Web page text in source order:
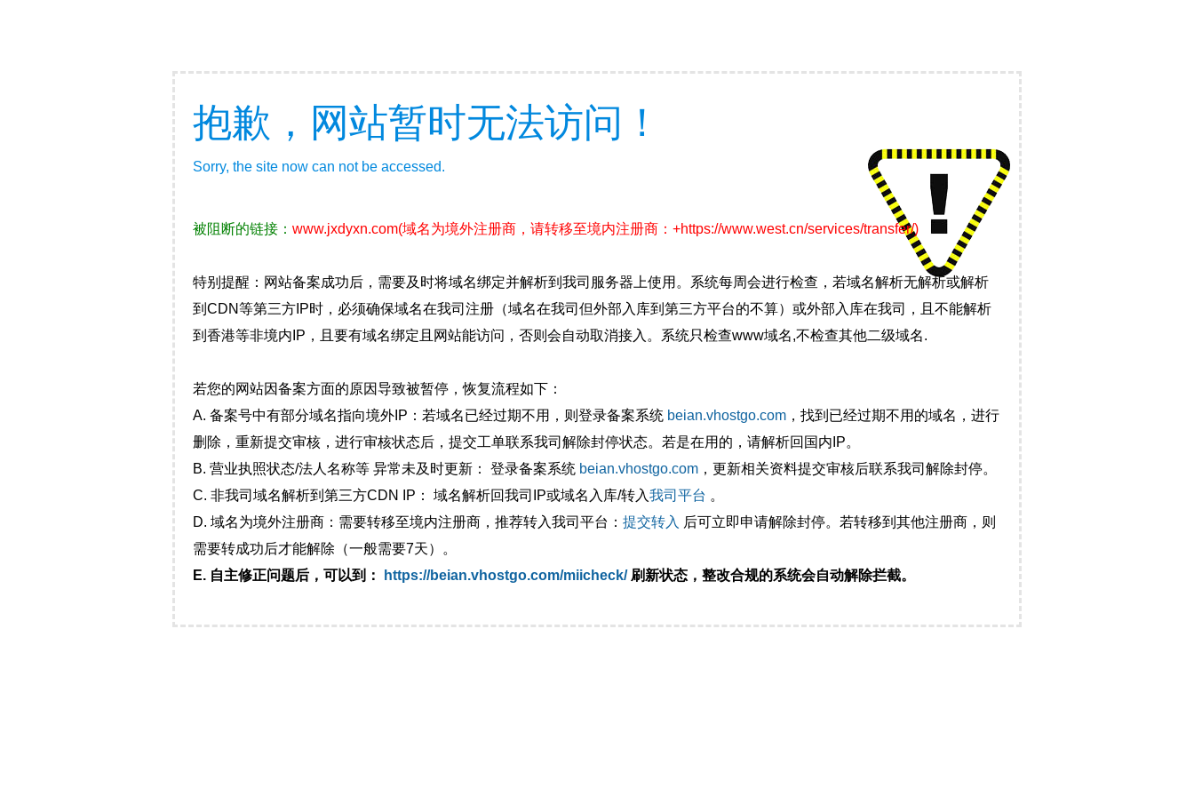
抱歉，网站暂时无法访问！
Sorry, the site now can not be accessed.
被阻断的链接： www.jxdyxn.com(域名为境外注册商，请转移至境内注册商：+https://www.west.cn/services/transfer/)
特别提醒：网站备案成功后，需要及时将域名绑定并解析到我司服务器上使用。系统每周会进行检查，若域名解析无解析或解析
到CDN等第三方IP时，必须确保域名在我司注册（域名在我司但外部入库到第三方平台的不算）或外部入库在我司，且不能解析
到香港等非境内IP，且要有域名绑定且网站能访问，否则会自动取消接入。系统只检查www域名,不检查其他二级域名.
若您的网站因备案方面的原因导致被暂停，恢复流程如下：
A. 备案号中有部分域名指向境外IP：若域名已经过期不用，则登录备案系统 beian.vhostgo.com ，找到已经过期不用的域名，进行
删除，重新提交审核，进行审核状态后，提交工单联系我司解除封停状态。若是在用的，请解析回国内IP。
B. 营业执照状态/法人名称等 异常未及时更新： 登录备案系统 beian.vhostgo.com ，更新相关资料提交审核后联系我司解除封停。
C. 非我司域名解析到第三方CDN IP： 域名解析回我司IP或域名入库/转入我司平台 。
D. 域名为境外注册商：需要转移至境内注册商，推荐转入我司平台： 提交转入 后可立即申请解除封停。若转移到其他注册商，则
需要转成功后才能解除（一般需要7天）。
E. 自主修正问题后，可以到：
https://beian.vhostgo.com/miicheck/刷新状态，整改合规的系统会自动解除拦截。